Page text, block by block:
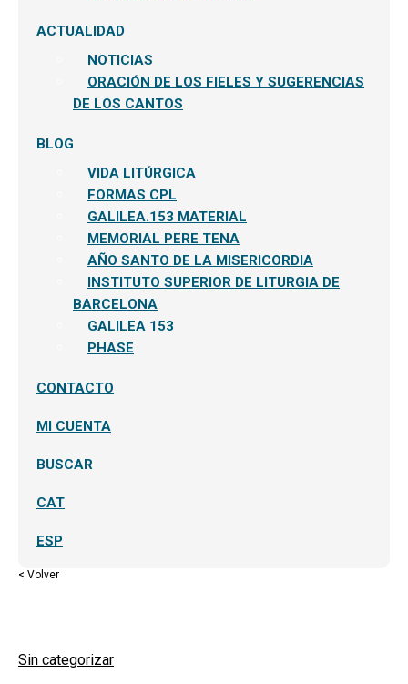
ACTUALIDAD
NOTICIAS
ORACIÓN DE LOS FIELES Y SUGERENCIAS
DE LOS CANTOS
BLOG
VIDA LITÚRGICA
FORMAS CPL
GALILEA.153 MATERIAL
MEMORIAL PERE TENA
AÑO SANTO DE LA MISERICORDIA
INSTITUTO SUPERIOR DE LITURGIA DE
BARCELONA
GALILEA 153
PHASE
CONTACTO
MI CUENTA
BUSCAR
CAT
ESP
< Volver
Sin categorizar